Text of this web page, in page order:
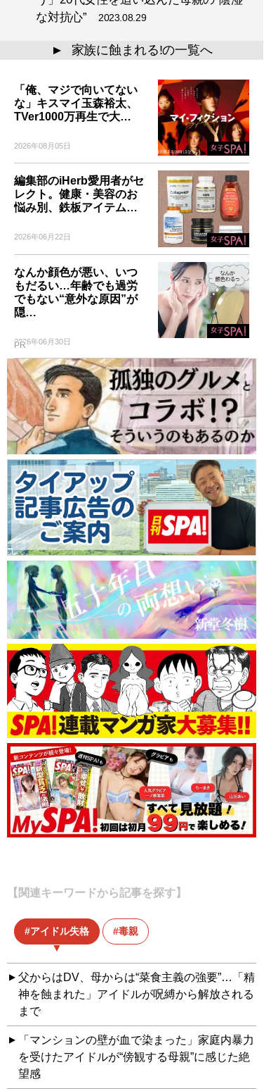
な対抗心” 2023.08.29
▲ 家族に蝕まれる!の一覧へ
「俺、マジで向いてない
な」キスマイ玉森裕太、
TVer1000万再生で大…
2026年08月05日
編集部のiHerb愛用者がセ
レクト。健康・美容のお
悩み別、鉄板アイテム…
2026年06月22日
なんか顔色が悪い、いつ
もだるい…年齢でも過労
でもない“意外な原因”が
隠…
2026年06月30日
PR
【関連キーワードから記事を探す】
アイドル失格 毒親
父からはDV、母からは“菜食主義の強要”…「精
神を蝕まれた」アイドルが呪縛から解放される
まで
「マンションの壁が血で染まった」家庭内暴力
を受けたアイドルが“傍観する母親”に感じた絶
望感